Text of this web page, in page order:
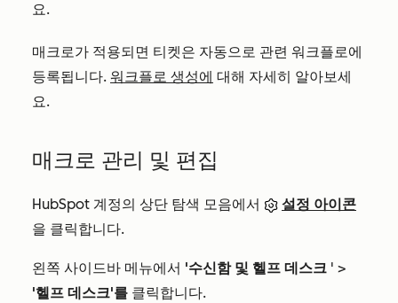
요.
매크로가 적용되면 티켓은 자동으로 관련 워크플로에
등록됩니다. 워크플로 생성에 대해 자세히 알아보세
요.
매크로 관리 및 편집
HubSpot 계정의 상단 탐색 모음에서
설정 아이콘
을 클릭합니다.
왼쪽 사이드바 메뉴에서 '수신함 및 헬프 데스크 ' >
'헬프 데스크'를 클릭합니다.